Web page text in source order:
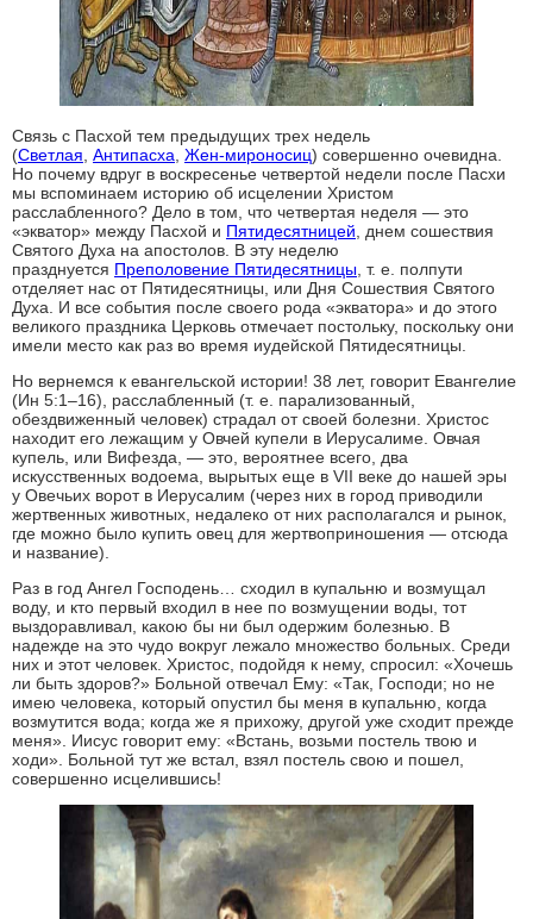
Связь с Пасхой тем предыдущих трех недель
(Светлая Антипасха Жен-мироносиц) совершенно очевидна.
Но почему вдруг в воскресенье четвертой недели после Пасхи
мы вспоминаем историю об исцелении Христом
расслабленного? Дело в том, что четвертая неделя — это
«экватор» между Пасхой и Пятидесятницей , днем сошествия
Святого Духа на апостолов. В эту неделю
празднуется Преполовение Пятидесятницы , т. е. полпути
отделяет нас от Пятидесятницы, или Дня Сошествия Святого
Духа. И все события после своего рода «экватора» и до этого
великого праздника Церковь отмечает постольку, поскольку они
имели место как раз во время иудейской Пятидесятницы.
Но вернемся к евангельской истории! 38 лет, говорит Еванге­лие
(Ин 5:1–16), расслабленный (т. е. парализованный,
обездвиженный человек) страдал от своей болезни. Христос
находит его лежащим у Овчей купели в Иерусалиме. Овчая
купель, или Вифезда, — это, вероятнее всего, два
искусственных водоема, вырытых еще в VII веке до нашей эры
у Овечьих ворот в Иерусалим (через них в город приводили
жертвенных животных, недалеко от них располагался и рынок,
где можно было купить овец для жертвоприношения — отсюда
и название).
Раз в год Ангел Господень… сходил в купальню и возмущал
воду, и кто первый входил в нее по возмущении воды, тот
выздоравливал, какою бы ни был одержим болезнью. В
надежде на это чудо вокруг лежало множество больных. Среди
них и этот человек. Христос, подойдя к нему, спросил: «Хочешь
ли быть здоров?» Больной отвечал Ему: «Так, Господи; но не
имею человека, который опустил бы меня в купальню, когда
возмутится вода; когда же я прихожу, другой уже сходит прежде
меня». Иисус говорит ему: «Встань, возьми постель твою и
ходи». Больной тут же встал, взял постель свою и пошел,
совершенно исцелившись!